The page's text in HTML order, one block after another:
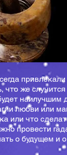
что же
наилучшим
любви или
или что
провести
о будущем и